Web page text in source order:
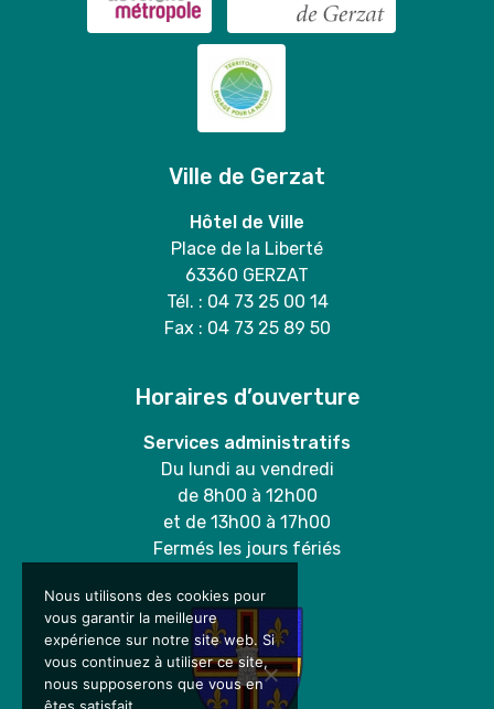
Ville de Gerzat
Hôtel de Ville
Place de la Liberté
63360 GERZAT
Tél. : 04 73 25 00 14
Fax : 04 73 25 89 50
Horaires d’ouverture
Services administratifs
Du lundi au vendredi
de 8h00 à 12h00
et de 13h00 à 17h00
Fermés les jours fériés
Nous utilisons des cookies pour
vous garantir la meilleure
expérience sur notre site web. Si
vous continuez à utiliser ce site,
nous supposerons que vous en